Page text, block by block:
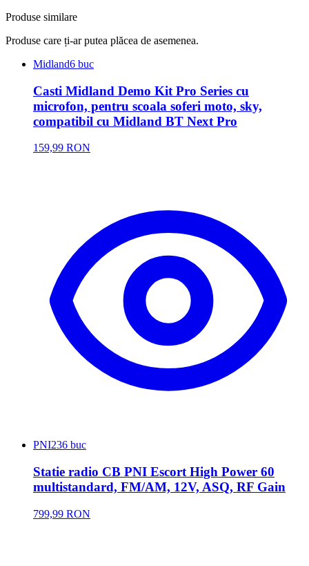
Produse similare
Produse care ți-ar putea plăcea de asemenea.
Midland6 buc
Casti Midland Demo Kit Pro Series cu
microfon, pentru scoala soferi moto, sky,
compatibil cu Midland BT Next Pro
159,99 RON
PNI236 buc
Statie radio CB PNI Escort High Power 60
multistandard, FM/AM, 12V, ASQ, RF Gain
799,99 RON